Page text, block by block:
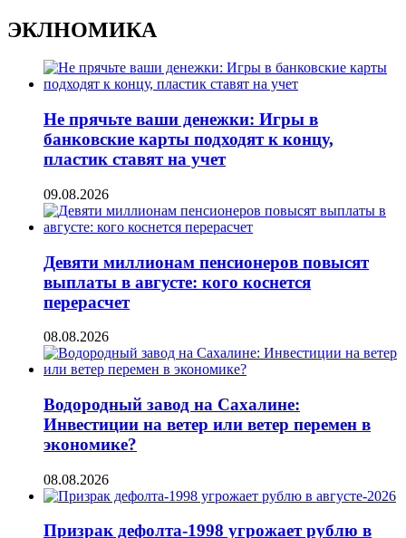
ЭКЛНОМИКА
Не прячьте ваши денежки: Игры в
банковские карты подходят к концу,
пластик ставят на учет
09.08.2026
Девяти миллионам пенсионеров повысят
выплаты в августе: кого коснется
перерасчет
08.08.2026
Водородный завод на Сахалине:
Инвестиции на ветер или ветер перемен в
экономике?
08.08.2026
Призрак дефолта-1998 угрожает рублю в